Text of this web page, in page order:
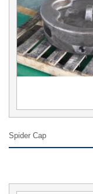
Spider Cap